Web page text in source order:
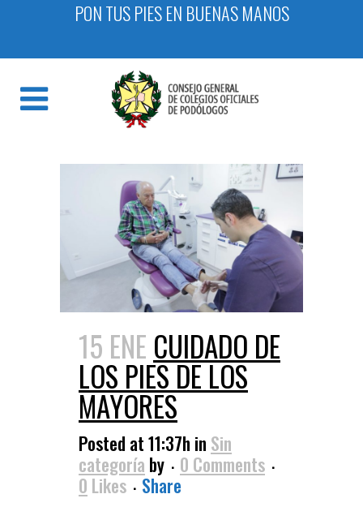
PON TUS PIES EN BUENAS MANOS
15 ENE CUIDADO DE
LOS PIES DE LOS
MAYORES
Posted at 11:37h in Sin
categoría by
0 Comments
0 Likes
Share